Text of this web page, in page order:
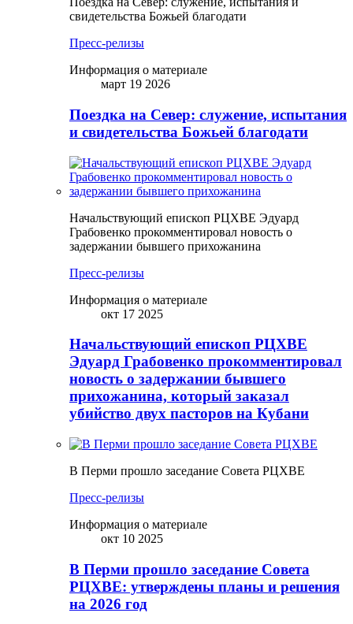
свидетельства Божьей благодати
Пресс-релизы
Информация о материале
март 19 2026
Поездка на Север: служение, испытания
и свидетельства Божьей благодати
Начальствующий епископ РЦХВЕ Эдуард
Грабовенко прокомментировал новость о
задержании бывшего прихожанина
Пресс-релизы
Информация о материале
окт 17 2025
Начальствующий епископ РЦХВЕ
Эдуард Грабовенко прокомментировал
новость о задержании бывшего
прихожанина, который заказал
убийство двух пасторов на Кубани
В Перми прошло заседание Совета РЦХВЕ
Пресс-релизы
Информация о материале
окт 10 2025
В Перми прошло заседание Совета
РЦХВЕ: утверждены планы и решения
на 2026 год